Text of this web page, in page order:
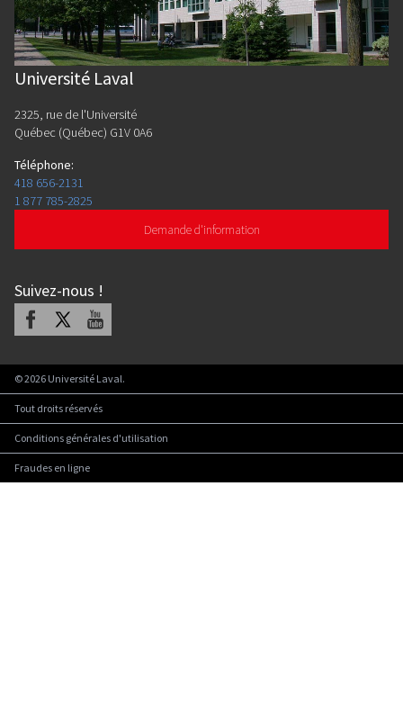
Université Laval
2325, rue de l'Université
Québec (Québec) G1V 0A6
Téléphone:
418 656-2131
1 877 785-2825
Demande d'information
Suivez-nous !
Facebook Youtube
©2026 Université Laval.
Tout droits réservés
Conditions générales d'utilisation
Fraudes en ligne